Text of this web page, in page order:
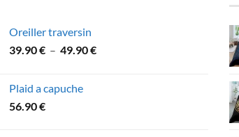
Oreiller traversin
39.90€ – 49.90€Plage
Plaid a capuche
56.90€